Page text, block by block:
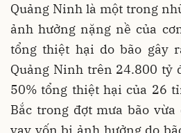
Quảng Ninh là một trong
ảnh hưởng nặng nề của
tổng thiệt hại do bão gây
Quảng Ninh trên 24.800 tỷ
50% tổng thiệt hại của 26
Bắc trong đợt mưa bão vừa